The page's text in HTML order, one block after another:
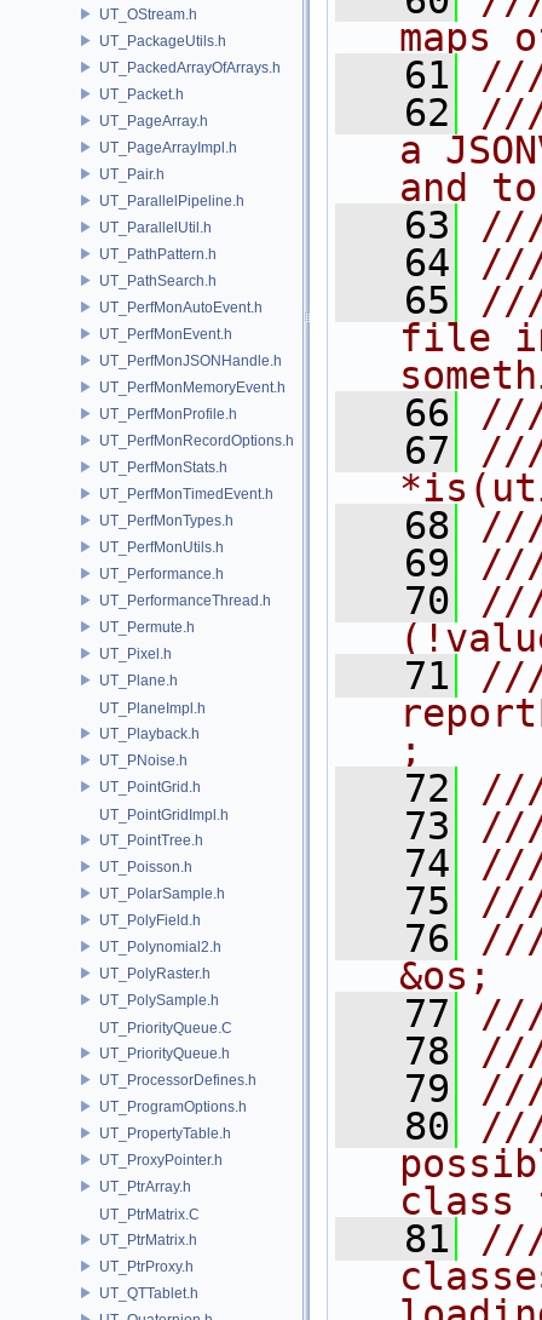
UT_OStream.h
UT_PackageUtils.h
UT_PackedArrayOfArrays.h
UT_Packet.h
UT_PageArray.h
UT_PageArrayImpl.h
UT_Pair.h
UT_ParallelPipeline.h
UT_ParallelUtil.h
UT_PathPattern.h
UT_PathSearch.h
UT_PerfMonAutoEvent.h
UT_PerfMonEvent.h
UT_PerfMonJSONHandle.h
UT_PerfMonMemoryEvent.h
UT_PerfMonProfile.h
UT_PerfMonRecordOptions.h
UT_PerfMonStats.h
UT_PerfMonTimedEvent.h
UT_PerfMonTypes.h
UT_PerfMonUtils.h
UT_Performance.h
UT_PerformanceThread.h
UT_Permute.h
UT_Pixel.h
UT_Plane.h
UT_PlaneImpl.h
UT_Playback.h
UT_PNoise.h
UT_PointGrid.h
UT_PointGridImpl.h
UT_PointTree.h
UT_Poisson.h
UT_PolarSample.h
UT_PolyField.h
UT_Polynomial2.h
UT_PolyRaster.h
UT_PolySample.h
UT_PriorityQueue.C
UT_PriorityQueue.h
UT_ProcessorDefines.h
UT_ProgramOptions.h
UT_PropertyTable.h
UT_ProxyPointer.h
UT_PtrArray.h
UT_PtrMatrix.C
UT_PtrMatrix.h
UT_PtrProxy.h
UT_QTTablet.h
maps
   61
   62
///
a
and
   63
///
   64
   65
///
file
   66
///
   67
///
   68
///
   69
///
   70
   71
;
   72
///
   73
   74
///
   75
///
   76
///
&os;
   77
///
   78
///
   79
   80
class
   81
///